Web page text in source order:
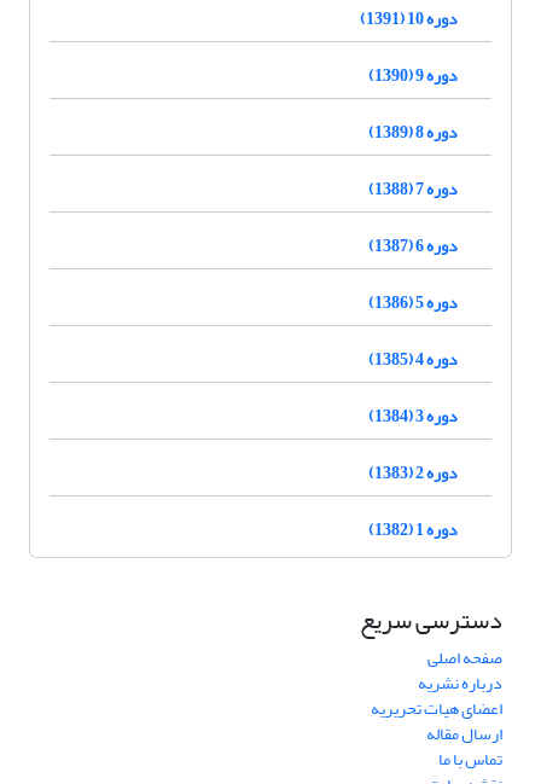
دوره 10 (1391)
دوره 9 (1390)
دوره 8 (1389)
دوره 7 (1388)
دوره 6 (1387)
دوره 5 (1386)
دوره 4 (1385)
دوره 3 (1384)
دوره 2 (1383)
دوره 1 (1382)
دسترسی سریع
صفحه اصلی
درباره نشریه
اعضای هیات تحریریه
ارسال مقاله
تماس با ما